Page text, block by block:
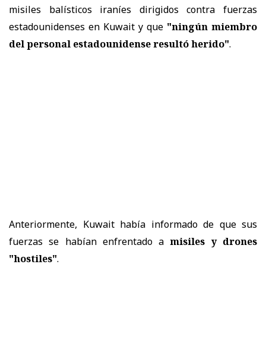
misiles balísticos iraníes dirigidos contra fuerzas
estadounidenses en Kuwait y que "ningún miembro
del personal estadounidense resultó herido".
Anteriormente, Kuwait había informado de que sus
fuerzas se habían enfrentado amisiles y drones
"hostiles".